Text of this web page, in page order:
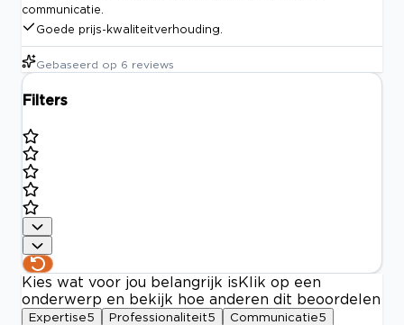
communicatie.
Goede prijs-kwaliteitverhouding.
Gebaseerd op 6 reviews
Filters
Kies wat voor jou belangrijk is Klik op een
onderwerp en bekijk hoe anderen dit beoordelen
Expertise5 Professionaliteit5 Communicatie5